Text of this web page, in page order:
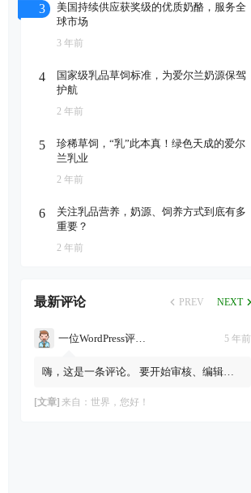
3
美国持续供应获奖级的优质奶酪，服务全
球市场
3 年前
4
国家级乳品草饲标准，为爱尔兰奶源保驾
护航
2 年前
5
珍稀草饲，“乳”此本真！绿色天成的爱尔
兰乳业
2 年前
6
关注乳品营养，奶源、饲养方式到底有多
重要？
2 年前
最新评论 PREV NEXT
一位WordPress评论者 5 年前
嗨，这是一条评论。 要开始审核、编辑及
评论者头像来自Gravatar。
[文章] 来自： 世界，您好！